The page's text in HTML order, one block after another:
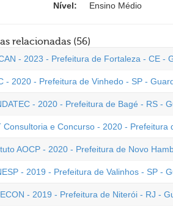
Nível:
Ensino Médio
relacionadas (56)
- 2023 - Prefeitura de Fortaleza - CE -
- 2020 - Prefeitura de Vinhedo - SP -
- 2020 - Prefeitura de Bagé - RS -
Consultoria e Concurso - 2020 - Prefeitura
AOCP - 2020 - Prefeitura de Novo
- 2019 - Prefeitura de Valinhos - SP -
- 2019 - Prefeitura de Niterói - RJ -